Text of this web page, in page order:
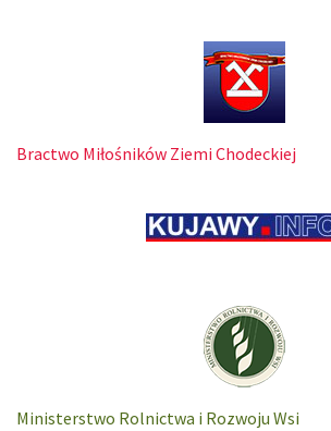
Bractwo Miłośników Ziemi Chodeckiej
Ministerstwo Rolnictwa i Rozwoju Wsi